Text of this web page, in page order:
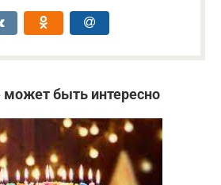
быть интересно